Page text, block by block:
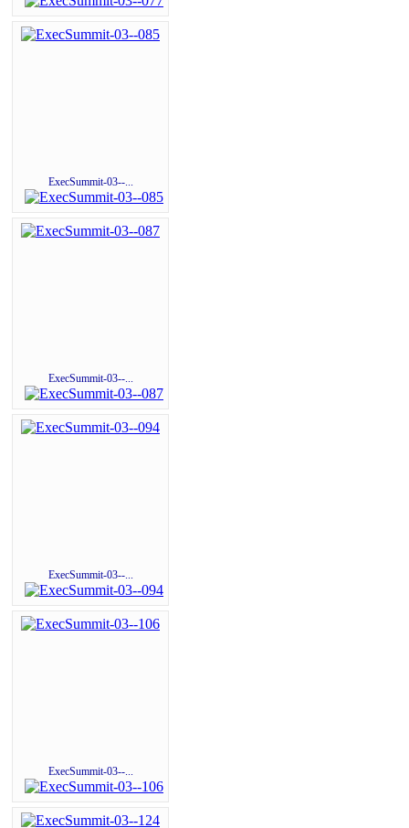
ExecSummit-03--...
ExecSummit-03--...
ExecSummit-03--...
ExecSummit-03--...